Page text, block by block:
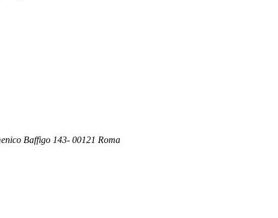
Baffigo 143- 00121 Roma